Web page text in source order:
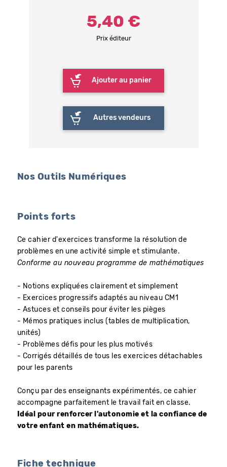
Prix éditeur
5,40 €
Ajouter au panier
Autres vendeurs
Nos Outils Numériques
Points forts
Ce cahier d'exercices transforme la résolution de
problèmes en une activité simple et stimulante.
Conforme au nouveau programme de mathématiques
- Notions expliquées clairement et simplement
- Exercices progressifs adaptés au niveau CM1
- Astuces et conseils pour éviter les pièges
- Mémos pratiques inclus (tables de multiplication,
unités)
- Problèmes défis pour les plus motivés
- Corrigés détaillés de tous les exercices détachables
pour les parents
Conçu par des enseignants expérimentés, ce cahier
accompagne parfaitement le travail fait en classe.
Idéal pour renforcer l'autonomie et la confiance de
votre enfant en mathématiques.
Fiche technique